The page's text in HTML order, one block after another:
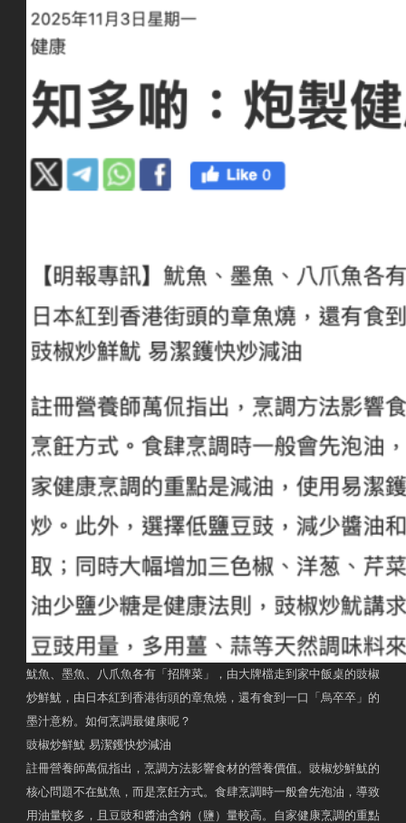
魷魚、墨魚、八爪魚各有「招牌菜」，由大牌檔走到家中飯桌的豉椒
炒鮮魷，由日本紅到香港街頭的章魚燒，還有食到一口「烏卒卒」的
墨汁意粉。如何烹調最健康呢？
豉椒炒鮮魷 易潔鑊快炒減油
註冊營養師萬侃指出，烹調方法影響食材的營養價值。豉椒炒鮮魷的
核心問題不在魷魚，而是烹飪方式。食肆烹調時一般會先泡油，導致
用油量較多，且豆豉和醬油含鈉（鹽）量較高。自家健康烹調的重點